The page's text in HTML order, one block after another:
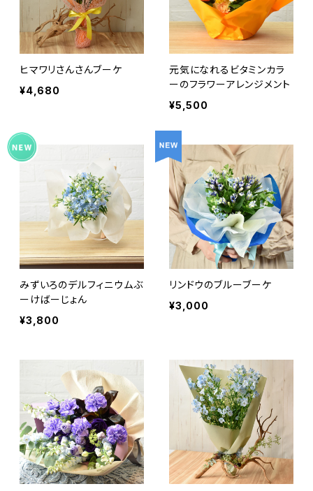
ヒマワリさんさんブーケ
¥4,680
元気になれるビタミンカラ
ーのフラワーアレンジメント
¥5,500
みずいろのデルフィニウムぶ
ーけばーじょん
¥3,800
リンドウのブルーブーケ
¥3,000